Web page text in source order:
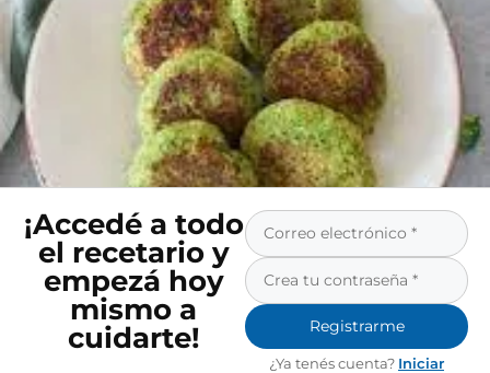
¡Accedé a todo
el recetario y
empezá hoy
mismo a
cuidarte!
Registrarme
¿Ya tenés cuenta? Iniciar